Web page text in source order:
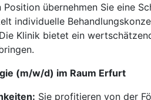
übernehmen Sie eine
individuelle
Klinik bietet ein
(m/w/d) im Raum Erfurt
Sie profitieren von der